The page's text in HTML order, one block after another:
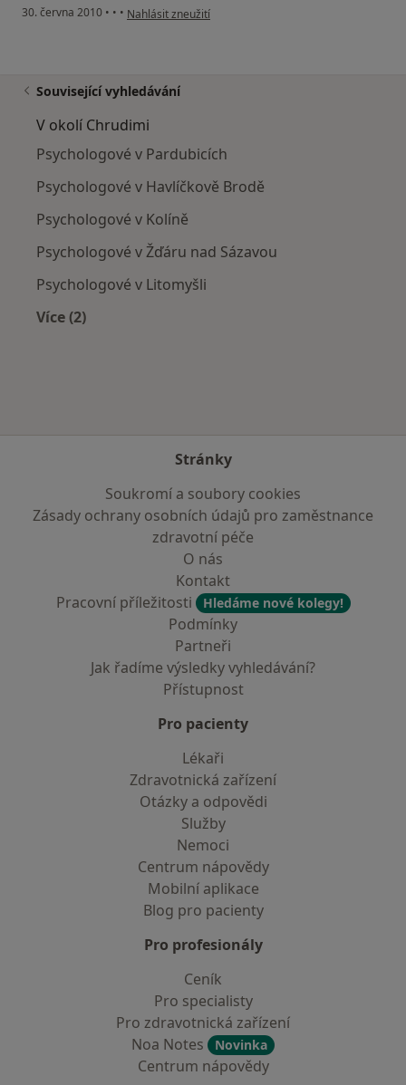
30. června 2010 • • • podle názoru uživatele Pacient
Nahlásit zneužití
Související vyhledávání
V okolí Chrudimi
Psychologové v Pardubicích
Psychologové v Havlíčkově Brodě
Psychologové v Kolíně
Psychologové v Žďáru nad Sázavou
Psychologové v Litomyšli
Více (2)
Stránky
Soukromí a soubory cookies
Zásady ochrany osobních údajů pro zaměstnance
zdravotní péče
O nás
Kontakt
Pracovní příležitosti
Hledáme nové kolegy!
Podmínky
Partneři
Jak řadíme výsledky vyhledávání?
Přístupnost
Pro pacienty
Lékaři
Zdravotnická zařízení
Otázky a odpovědi
Služby
Nemoci
Centrum nápovědy
Mobilní aplikace
Blog pro pacienty
Pro profesionály
Ceník
Pro specialisty
Pro zdravotnická zařízení
Noa Notes
Novinka
Centrum nápovědy